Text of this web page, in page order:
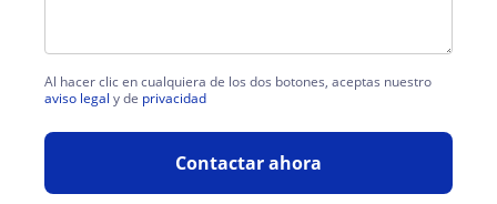
Al hacer clic en cualquiera de los dos botones, aceptas nuestro
aviso legal y de privacidad
Contactar ahora